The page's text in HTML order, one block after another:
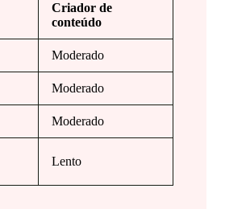
Criador de
conteúdo
Moderado
Moderado
Moderado
Lento